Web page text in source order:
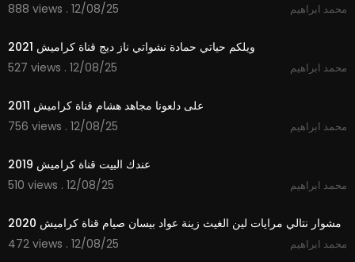
888 views . 12/08/25
محمد ابراهيم
ويلكم حياتي حمادة نشواتي ناز ديج قناة كراميش 2021
527 views . 12/08/25
محمد ابراهيم
على دلعونا مجاهد هشام قناة كراميش 2011
756 views . 12/08/25
محمد ابراهيم
عندك البيت قناة كراميش 2019
510 views . 12/08/25
محمد ابراهيم
مشوار نتالي مرايات لين الغيث زينة عواد بيسان صيام قناة كراميش 2020
472 views . 12/08/25
محمد ابراهيم